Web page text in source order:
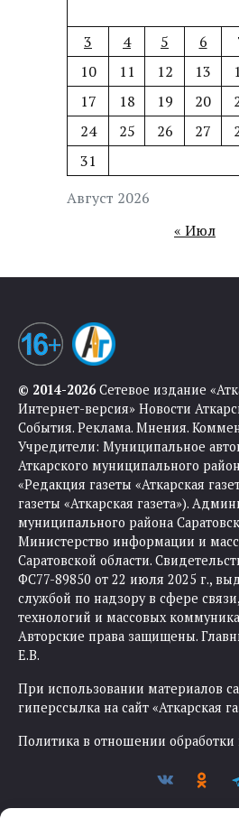
Август 2026
3
4 5 6
10
11 12 13
17
18 19 20
24
25 26 27
31
« Июл
© 2014-2026Сетевое издание
Интернет-версия» Новости
События. Реклама. Мнения.
Учредители: Муниципальное
Аткарского муниципального
«Редакция газеты «Аткарская
газеты «Аткарская газета»).
муниципального района
Министерство информации и
Саратовской области.
ФС77-89850 от 22 июля 2025 г.,
службой по надзору в сфере
технологий и массовых
Авторские права защищены.
Е.В.
При использовании материалов
гиперссылка на сайт «Аткарская
Политика в отношении